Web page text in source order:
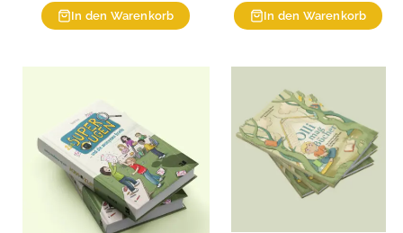
In den Warenkorb In den Warenkorb